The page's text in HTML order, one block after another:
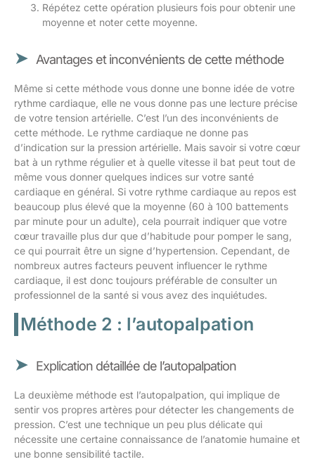
Répétez cette opération plusieurs fois pour obtenir une
moyenne et noter cette moyenne.
Avantages et inconvénients de cette méthode
Même si cette méthode vous donne une bonne idée de votre
rythme cardiaque, elle ne vous donne pas une lecture précise
de votre tension artérielle. C’est l’un des inconvénients de
cette méthode. Le rythme cardiaque ne donne pas
d’indication sur la pression artérielle. Mais savoir si votre cœur
bat à un rythme régulier et à quelle vitesse il bat peut tout de
même vous donner quelques indices sur votre santé
cardiaque en général. Si votre rythme cardiaque au repos est
beaucoup plus élevé que la moyenne (60 à 100 battements
par minute pour un adulte), cela pourrait indiquer que votre
cœur travaille plus dur que d’habitude pour pomper le sang,
ce qui pourrait être un signe d’hypertension. Cependant, de
nombreux autres facteurs peuvent influencer le rythme
cardiaque, il est donc toujours préférable de consulter un
professionnel de la santé si vous avez des inquiétudes.
Méthode 2 : l’autopalpation
Explication détaillée de l’autopalpation
La deuxième méthode est l’autopalpation, qui implique de
sentir vos propres artères pour détecter les changements de
pression. C’est une technique un peu plus délicate qui
nécessite une certaine connaissance de l’anatomie humaine et
une bonne sensibilité tactile.